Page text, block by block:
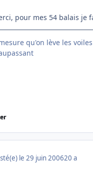
pour mes 54 balais je
qu'on lève les
le 29 juin 200620 a